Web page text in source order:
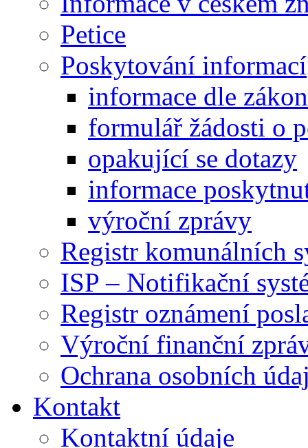
Petice
Poskytování informací
informace dle
formulář žádosti o
opakující se dotazy
informace
výroční zprávy
Registr komunálních
ISP – Notifikační
Registr oznámení
Výroční finanční
Ochrana osobních
Kontakt
Kontaktní údaje